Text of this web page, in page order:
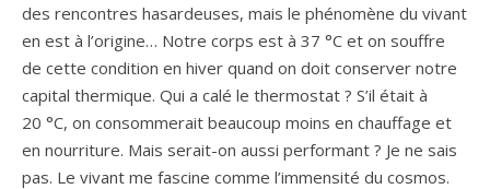
des rencontres hasardeuses, mais le phénomène du vivant
en est à l’origine… Notre corps est à 37 °C et on souffre
de cette condition en hiver quand on doit conserver notre
capital thermique. Qui a calé le thermostat ? S’il était à
20 °C, on consommerait beaucoup moins en chauffage et
en nourriture. Mais serait-on aussi performant ? Je ne sais
pas. Le vivant me fascine comme l’immensité du cosmos.